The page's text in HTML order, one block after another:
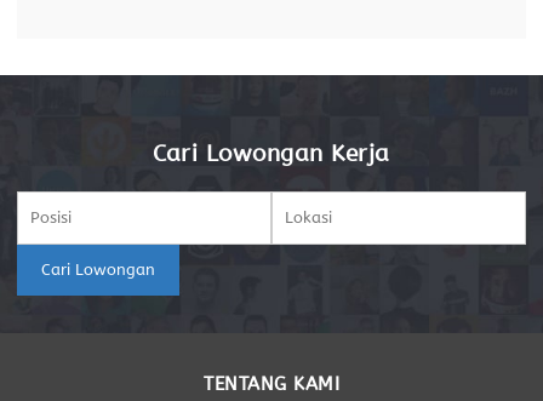
Cari Lowongan Kerja
Cari Lowongan
TENTANG KAMI